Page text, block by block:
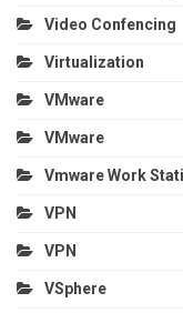
Video Confencing
Virtualization
VMware
VMware
Vmware Work
VPN
VPN
VSphere